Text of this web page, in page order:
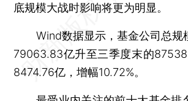
底规模大战时影响将更为明显。
Wind数据显示，基金公司总规
79063.83亿升至三季度末的
8474.76亿，增幅10.72%。